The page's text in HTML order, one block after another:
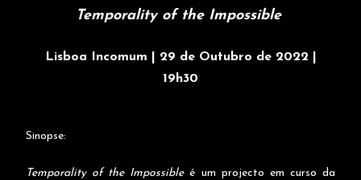
Temporality of the Impossible
Lisboa Incomum | 29 de Outubro de 2022 |
19h30
Sinopse:
Temporality of the Impossibleé um projecto em curso da